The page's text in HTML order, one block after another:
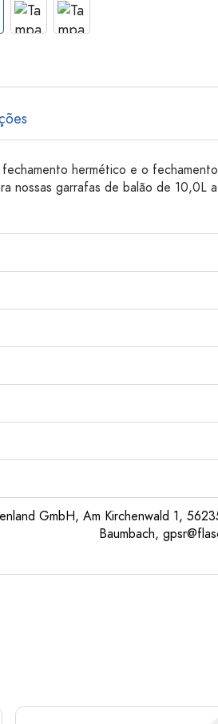
hermético e o
nossas garrafas de balão de 10,0L
GmbH, Am Kirchenwald 1,
Baumbach,